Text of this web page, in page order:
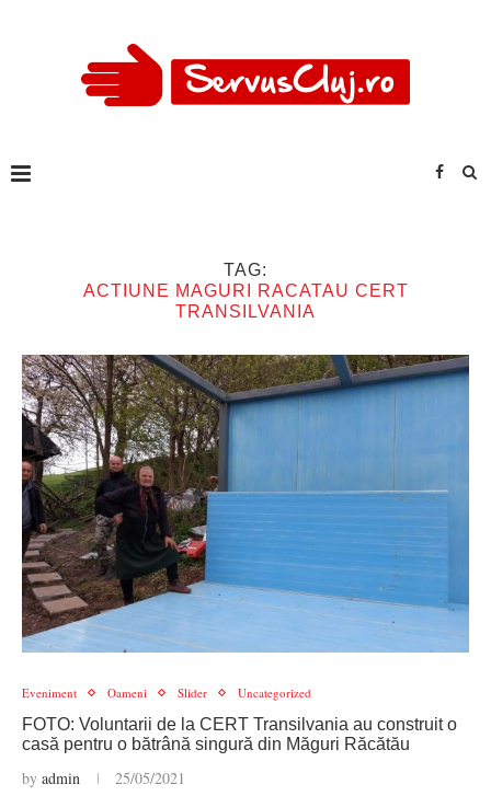
TAG:
ACTIUNE MAGURI RACATAU CERT
TRANSILVANIA
Eveniment Oameni Slider Uncategorized
FOTO: Voluntarii de la CERT Transilvania au construit o
casă pentru o bătrână singură din Măguri Răcătău
by admin 25/05/2021